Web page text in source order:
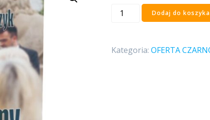
ilość
"Jesteśmy
Kalbarczyk
Dodaj do koszyka
Kategoria: OFERTA